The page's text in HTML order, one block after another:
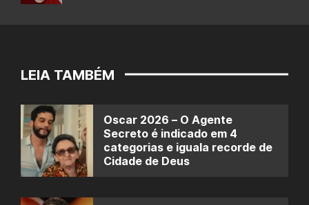
LEIA TAMBÉM
Oscar 2026 – O Agente
Secreto é indicado em 4
categorias e iguala recorde de
Cidade de Deus